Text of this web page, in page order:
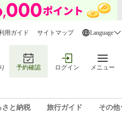
用ガイド サイトマップ Language
予約確認 ログイン メニュー
さと納税 旅行ガイド その他